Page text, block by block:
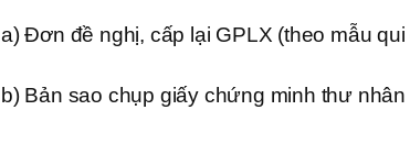
a) Đơn đề nghị, cấp lại GPLX (theo mẫu qui
b) Bản sao chụp giấy chứng minh thư